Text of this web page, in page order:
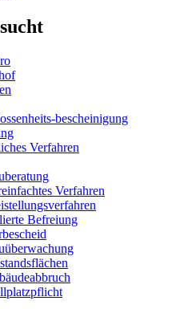
bescheinigung
Verfahren
Verfahren
Befreiung